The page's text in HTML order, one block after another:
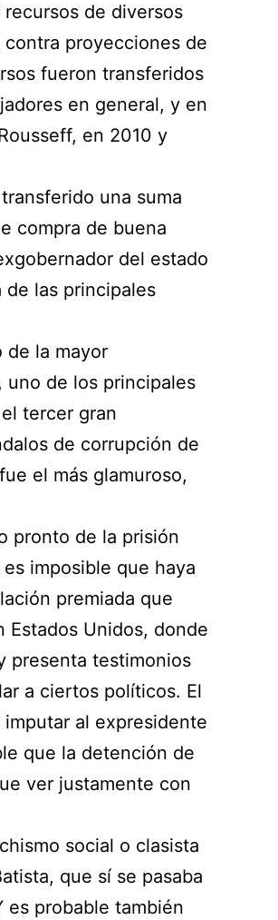
de diversos
proyecciones de
fueron transferidos
en general, y en
en 2010 y
una suma
compra de buena
del estado
de las principales
de la mayor
uno de los principales
tercer gran
de corrupción de
el más glamuroso,
pronto de la prisión
imposible que haya
premiada que
Estados Unidos, donde
presenta testimonios
a ciertos políticos. El
al expresidente
que la detención de
ver justamente con
social o clasista
que sí se pasaba
es probable también